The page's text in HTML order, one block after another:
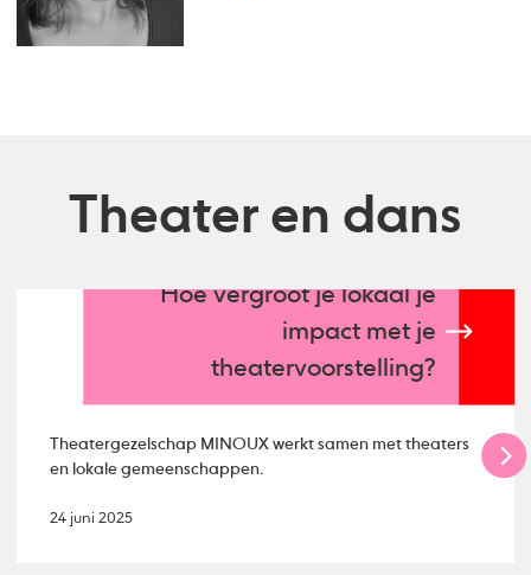
Theater en dans
Hoe vergroot je lokaal je
impact met je
theatervoorstelling?
Theatergezelschap MINOUX werkt samen met theaters
en lokale gemeenschappen.
24 juni 2025